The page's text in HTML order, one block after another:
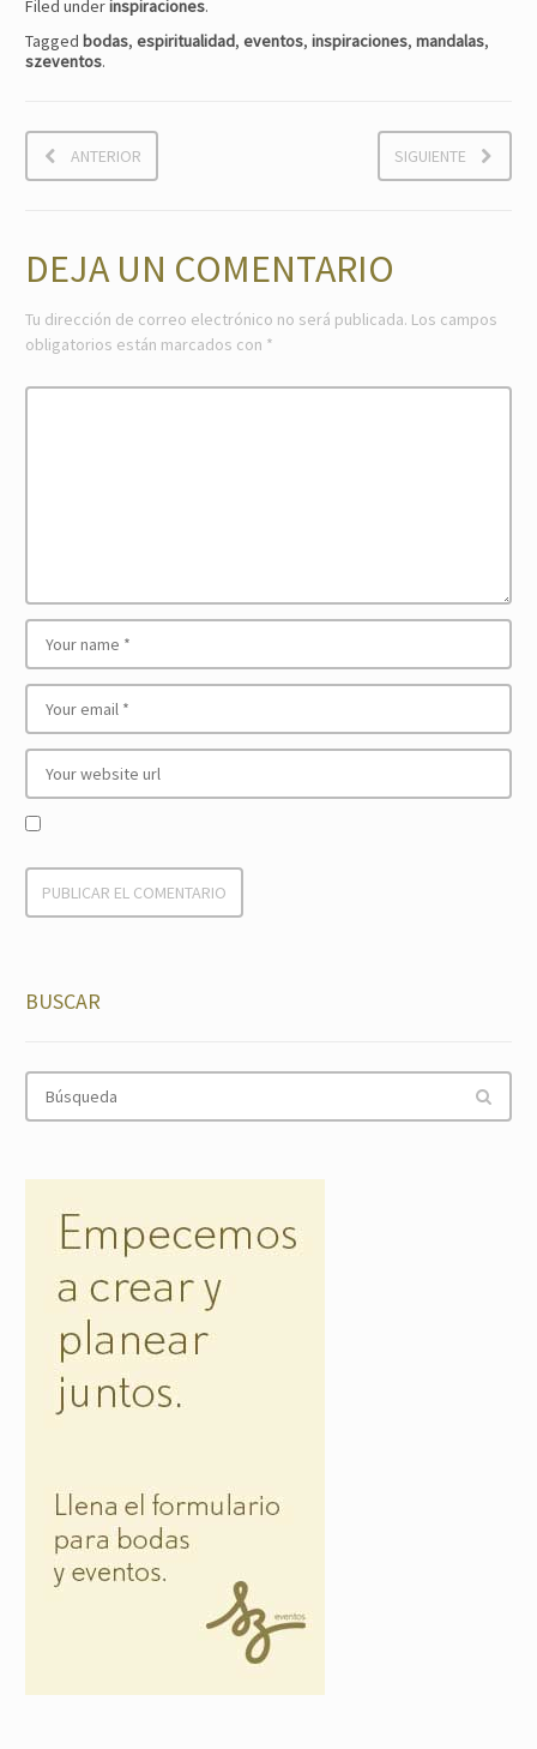
Filed underinspiraciones.
Tagged bodas, espiritualidad, eventos, inspiraciones, mandalas,
szeventos.
ANTERIOR SIGUIENTE
DEJA UN COMENTARIO
Tu dirección de correo electrónico no será publicada. Los campos
obligatorios están marcados con *
BUSCAR